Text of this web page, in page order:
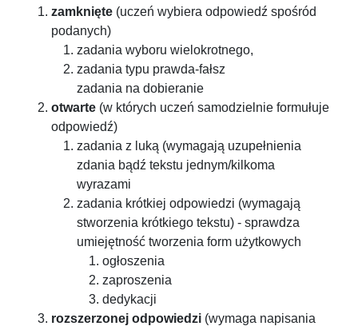
zamknięte (uczeń wybiera odpowiedź spośród
podanych)
zadania wyboru wielokrotnego,
zadania typu prawda-fałsz
zadania na dobieranie
otwarte (w których uczeń samodzielnie formułuje
odpowiedź)
zadania z luką (wymagają uzupełnienia
zdania bądź tekstu jednym/kilkoma
wyrazami
zadania krótkiej odpowiedzi (wymagają
stworzenia krótkiego tekstu) - sprawdza
umiejętność tworzenia form użytkowych
ogłoszenia
zaproszenia
dedykacji
rozszerzonej odpowiedzi (wymaga napisania